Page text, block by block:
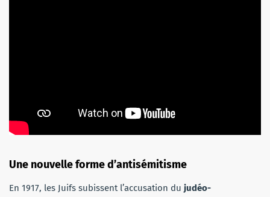
Une nouvelle forme d’antisémitisme
En 1917, les Juifs subissent l’accusation du judéo-